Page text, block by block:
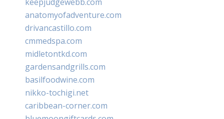
anatomyofadventure.com
drivancastillo.com
cmmedspa.com
midletontkd.com
gardensandgrills.com
basilfoodwine.com
nikko-tochigi.net
caribbean-corner.com